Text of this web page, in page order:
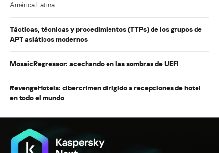
América Latina.
Tácticas, técnicas y procedimientos (TTPs) de los grupos de
APT asiáticos modernos
MosaicRegressor: acechando en las sombras de UEFI
RevengeHotels: cibercrimen dirigido a recepciones de hotel
en todo el mundo